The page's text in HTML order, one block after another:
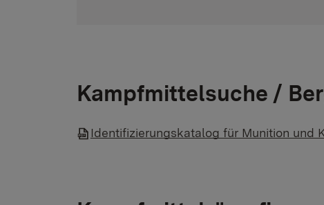
Kampfmittelsuche /
Identifizierungskatalog für Munition und